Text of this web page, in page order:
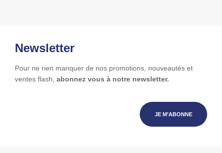
Newsletter
Pour ne rien manquer de nos promotions, nouveautés et
ventes flash, abonnez vous à notre newsletter.
JE M’ABONNE